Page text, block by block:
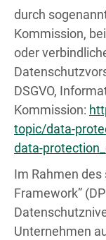
durch
Kommission,
oder
DSGVO,
Kommission:
topic/data-
data-
Im Rahmen des
Framework”
Unternehmen